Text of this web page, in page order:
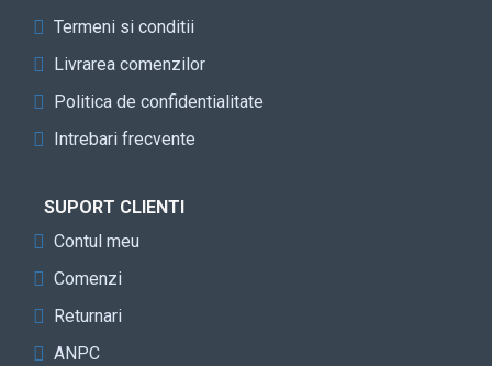
Termeni si conditii
Livrarea comenzilor
Politica de confidentialitate
Intrebari frecvente
SUPORT CLIENTI
Contul meu
Comenzi
Returnari
ANPC